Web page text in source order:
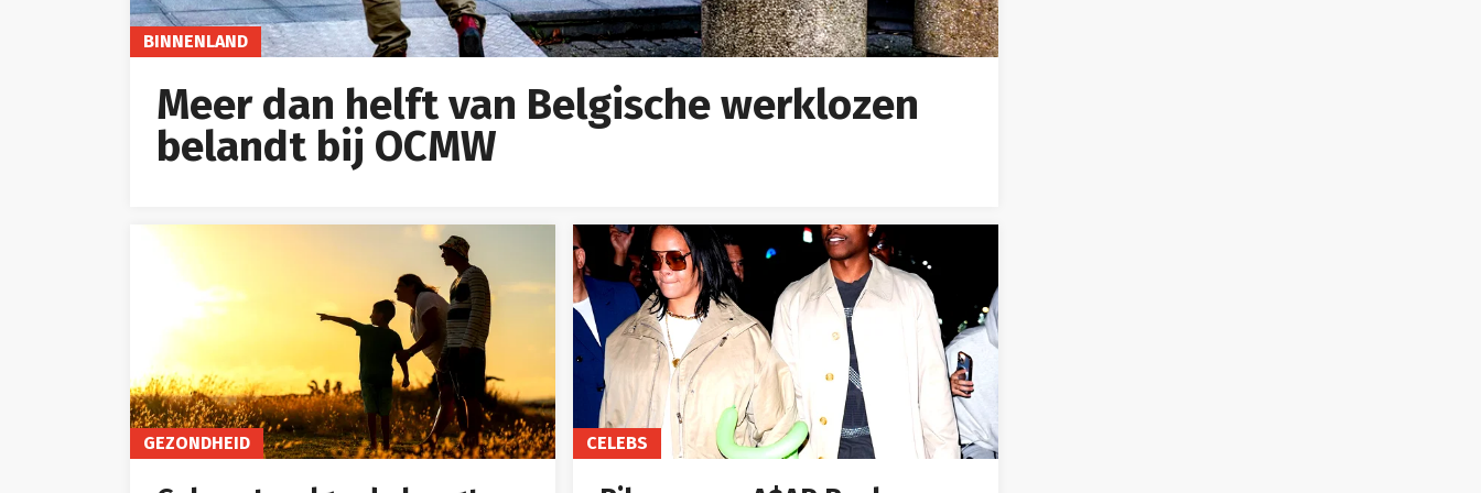
BINNENLAND
Meer dan helft van Belgische werklozen
belandt bij OCMW
GEZONDHEID CELEBS